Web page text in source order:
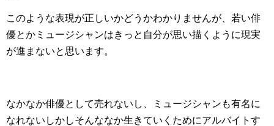
このような表現が正しいかどうかわかりませんが、若い俳
優とかミュージシャンはきっと自分が思い描くように現実
が進まないと思います。
なかなか俳優として売れないし、ミュージシャンも有名に
なれないしかしそんななか生きていくためにアルバイトす